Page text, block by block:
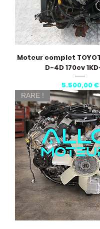
Moteur complet
D-4D 170cv
Pris
5.500,00 €
RARE !